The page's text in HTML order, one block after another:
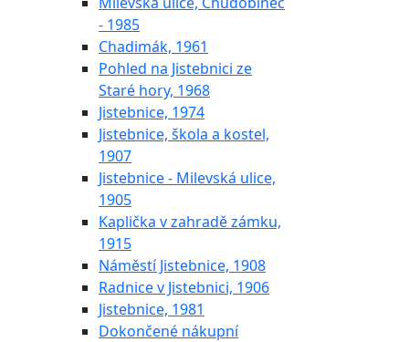
- 1985
Chadimák, 1961
Pohled na Jistebnici ze
Staré hory, 1968
Jistebnice, 1974
Jistebnice, škola a kostel,
1907
Jistebnice - Milevská ulice,
1905
Kaplička v zahradě zámku,
1915
Náměstí Jistebnice, 1908
Radnice v Jistebnici, 1906
Jistebnice, 1981
Dokončené nákupní